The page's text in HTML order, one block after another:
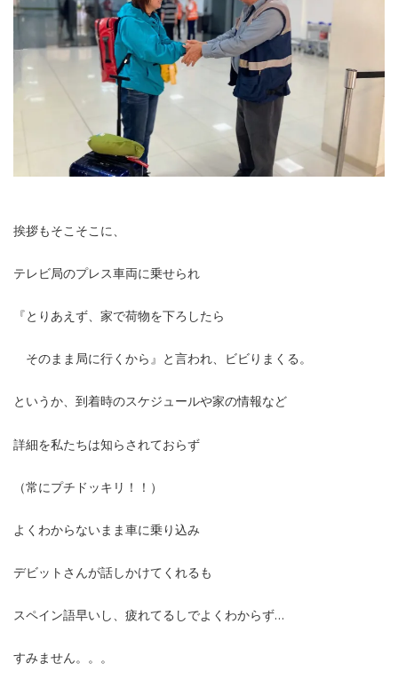
挨拶もそこそこに、
テレビ局のプレス車両に乗せられ
『とりあえず、家で荷物を下ろしたら
そのまま局に行くから』と言われ、ビビりまくる。
というか、到着時のスケジュールや家の情報など
詳細を私たちは知らされておらず
（常にプチドッキリ！！）
よくわからないまま車に乗り込み
デビットさんが話しかけてくれるも
スペイン語早いし、疲れてるしでよくわからず…
すみません。。。